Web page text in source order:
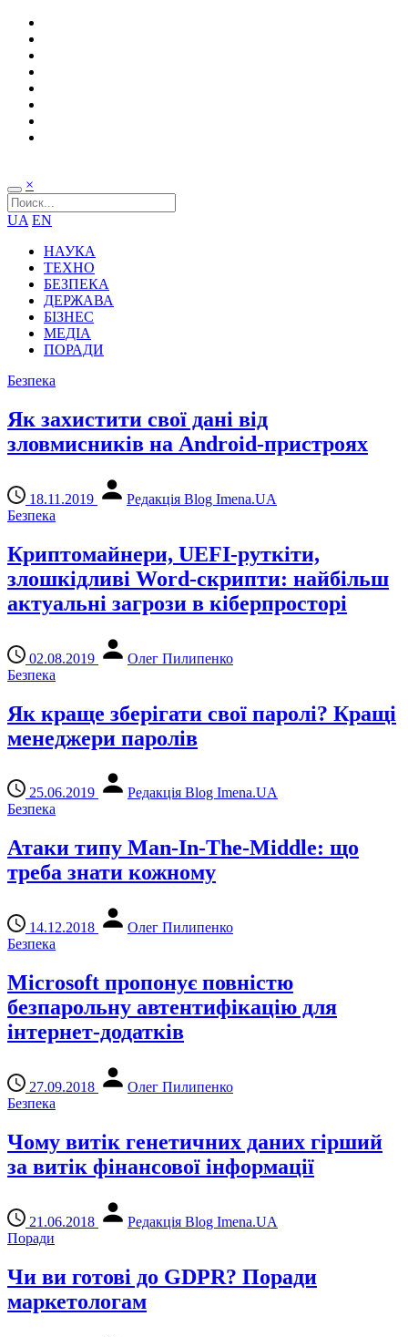
×
UA EN
НАУКА
ТЕХНО
БЕЗПЕКА
ДЕРЖАВА
БІЗНЕС
МЕДІА
ПОРАДИ
Безпека
Як захистити свої дані від
зловмисників на Android-пристроях
18.11.2019
Редакція Blog Imena.UA
Безпека
Криптомайнери, UEFI-руткіти,
злошкідливі Word-скрипти: найбільш
актуальні загрози в кіберпросторі
02.08.2019
Олег Пилипенко
Безпека
Як краще зберігати свої паролі? Кращі
менеджери паролів
25.06.2019
Редакція Blog Imena.UA
Безпека
Атаки типу Man-In-The-Middle: що
треба знати кожному
14.12.2018
Олег Пилипенко
Безпека
Microsoft пропонує повністю
безпарольну автентифікацію для
інтернет-додатків
27.09.2018
Олег Пилипенко
Безпека
Чому витік генетичних даних гірший
за витік фінансової інформації
21.06.2018
Редакція Blog Imena.UA
Поради
Чи ви готові до GDPR? Поради
маркетологам